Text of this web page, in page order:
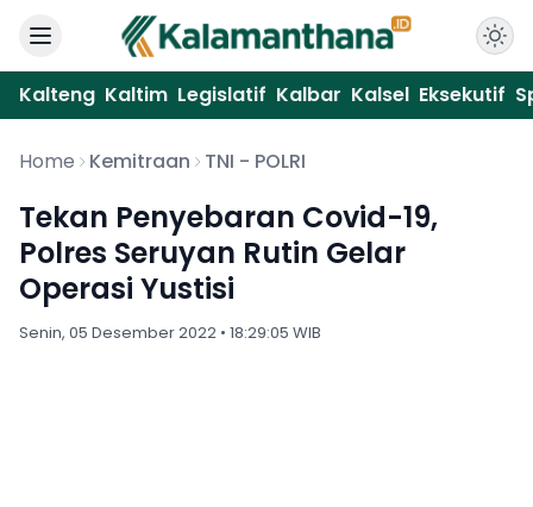
Kalteng Kaltim Legislatif Kalbar Kalsel Eksekutif
Home Kemitraan TNI - POLRI
Tekan Penyebaran Covid-19,
Polres Seruyan Rutin Gelar
Operasi Yustisi
Senin, 05 Desember 2022 • 18:29:05 WIB